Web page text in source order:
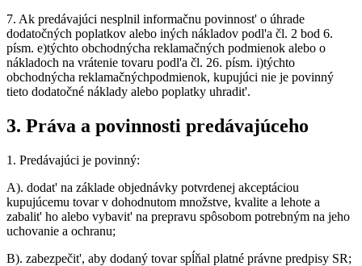
7. Ak predávajúci nesplnil informačnu povinnost' o úhrade
dodatočných poplatkov alebo iných nákladov podl'a čl. 2 bod 6.
písm. e)týchto obchodnýcha reklamačných podmienok alebo o
nákladoch na vrátenie tovaru podl'a čl. 26. písm. i)týchto
obchodnýcha reklamačnýchpodmienok, kupujúci nie je povinný
tieto dodatočné náklady alebo poplatky uhradit'.
3. Práva a povinnosti predávajúceho
1. Predávajúci je povinný:
A). dodat' na základe objednávky potvrdenej akceptáciou
kupujúcemu tovar v dohodnutom množstve, kvalite a lehote a
zabalit' ho alebo vybavit' na prepravu spôsobom potrebným na jeho
uchovanie a ochranu;
B). zabezpečit', aby dodaný tovar spĺňal platné právne predpisy SR;